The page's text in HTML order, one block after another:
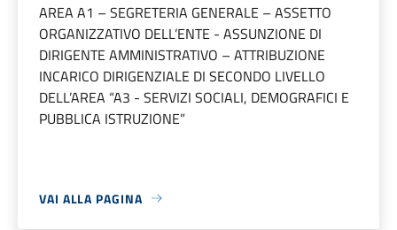
AREA A1 – SEGRETERIA GENERALE – ASSETTO
ORGANIZZATIVO DELL’ENTE - ASSUNZIONE DI
DIRIGENTE AMMINISTRATIVO – ATTRIBUZIONE
INCARICO DIRIGENZIALE DI SECONDO LIVELLO
DELL’AREA “A3 - SERVIZI SOCIALI, DEMOGRAFICI E
PUBBLICA ISTRUZIONE”
VAI ALLA PAGINA